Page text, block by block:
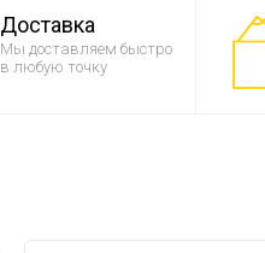
Доставка
Мы доставляем быстро
в любую точку